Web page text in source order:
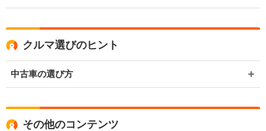
クルマ選びのヒント
中古車の選び方
その他のコンテンツ